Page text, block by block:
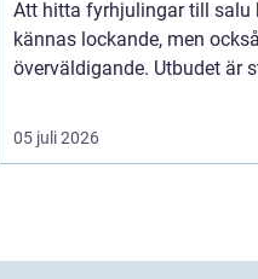
Att hitta fyrhjulingar till salu
kännas lockande, men
överväldigande. Utbudet är
05 juli 2026